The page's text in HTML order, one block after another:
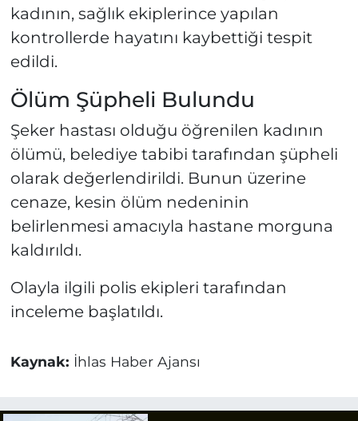
kadının, sağlık ekiplerince yapılan
kontrollerde hayatını kaybettiği tespit
edildi.
Ölüm Şüpheli Bulundu
Şeker hastası olduğu öğrenilen kadının
ölümü, belediye tabibi tarafından şüpheli
olarak değerlendirildi. Bunun üzerine
cenaze, kesin ölüm nedeninin
belirlenmesi amacıyla hastane morguna
kaldırıldı.
Olayla ilgili polis ekipleri tarafından
inceleme başlatıldı.
Kaynak: İhlas Haber Ajansı